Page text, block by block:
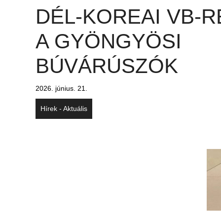
DÉL-KOREAI VB-
A GYÖNGYÖSI
BÚVÁRÚSZÓK
2026. június. 21.
Hírek - Aktuális